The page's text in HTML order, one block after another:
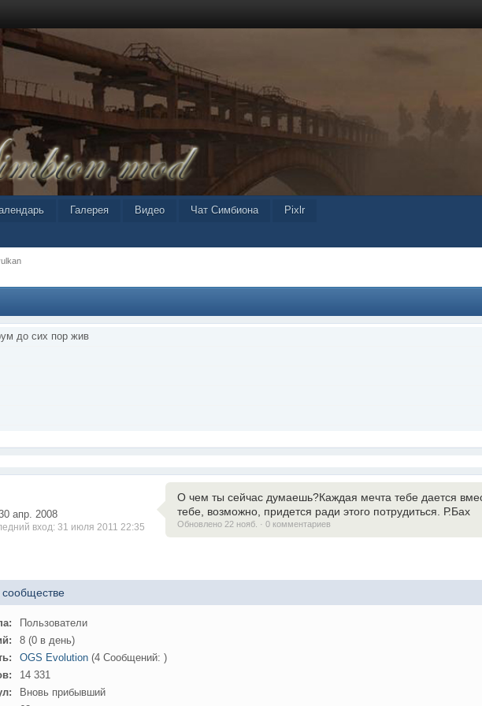
Галерея Видео Чат Симбиона Pixlr
до сих пор жив
в нашей группе в Телеграмме -
в Телеге, Там уже Ларри с Порфелем, Артоса добавил (может подтянется). Велком -
апр. 2008
вход: 31 июля 2011 22:35
О чем ты сейчас думаешь?Каждая мечта тебе дается
тебе, возможно, придется ради этого потрудиться. Р.Бах
Обновлено 22 нояб. · 0 комментариев
Пользователи
8 (0 в день)
OGS Evolution (4 Cообщений: )
14 331
Вновь прибывший